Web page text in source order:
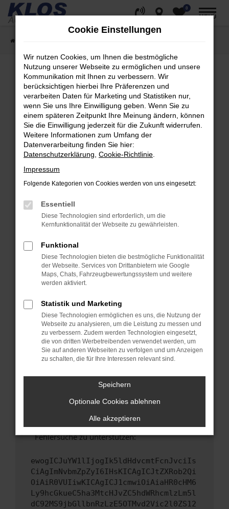
Zum
springen
0
MENÜ
Fehler: Network Error
Beim Laden ist ein Fehler aufgetreten.
Hier sind ein paar Tipps, die dir helfen können:
Überprüfe deine Firewall und deine
Internetverbindung.
Laden andere Webseiten, zum Beispiel deine
Suchmaschine?
Prüfe deine Browsererweiterungen.
Manche Erweiterungen, wie Werbeblocker,
können das Laden bestimmter Seiten
verhindern. Funktioniert die Seite in einem
Fenster?
Starte dein Gerät neu.
Das kann manchmal helfen, vorübergehende
Probleme zu beheben.
Betriebssystem auf dem neuesten Stand
sind.
Veraltete Software birgt nicht nur ein
Sicherheitsrisiko, sondern kann auch dazu
führen, dass bestimmte Funktionen nicht mehr
unterstützt werden.
Wende dich an den Webseitenbetreiber.
Wenn du alle oben genannten Schritte versucht
hast, kontaktiere uns bitte. Wir werden
versuchen, das Problem zu beheben. Du kannst
uns diesen Text schicken, um uns bei der
Fehlersuche zu unterstützen:
ewogICJuYW1lIjogIk5ldHdvcmtFcnJvciIs
CiAgImNvbmZpZyI6IHsKICAgICJtZXRob2Qi
OiAiR0VUIiwKICAgICJ1cmwiOiAiaHR0cHM6
Ly9hcGkueC5ha3MtcHJvZC5hdWRhcmlzLm5l
dC92MS9jbGllbnRzLzE5OTMvd2Vic2l0ZS12
Cookie Einstellungen
Wir nutzen Cookies, um Ihnen die bestmögliche
Nutzung unserer Webseite zu ermöglichen und unsere
Kommunikation mit Ihnen zu verbessern. Wir
berücksichtigen hierbei Ihre Präferenzen und
verarbeiten Daten für Marketing und Statistiken nur,
wenn Sie uns Ihre Einwilligung geben. Wenn Sie zu
einem späteren Zeitpunkt Ihre Meinung ändern, können
Sie die Einwilligung jederzeit für die Zukunft widerrufen.
Weitere Informationen zum Umfang der
Datenverarbeitung finden Sie hier:
Datenschutzerklärung Cookie-Richtlinie
Impressum
Folgende Kategorien von Cookies werden von uns eingesetzt:
Essentiell
Diese Technologien sind erforderlich, um die
Kernfunktionalität der Webseite zu gewährleisten.
Funktional
Diese Technologien bieten die bestmögliche Funktionalität
der Webseite. Services von Drittanbietern wie Google
Maps, Chats, Fahrzeugbewertungssystem und weitere
werden aktiviert.
Statistik und Marketing
Diese Technologien ermöglichen es uns, die Nutzung der
Webseite zu analysieren, um die Leistung zu messen und
zu verbessern. Zudem werden Technologien eingesetzt,
die von dritten Werbetreibenden verwendet werden, um
Sie auf anderen Webseiten zu verfolgen und um Anzeigen
zu schalten, die für Ihre Interessen relevant sind.
Speichern
Optionale Cookies ablehnen
Alle akzeptieren